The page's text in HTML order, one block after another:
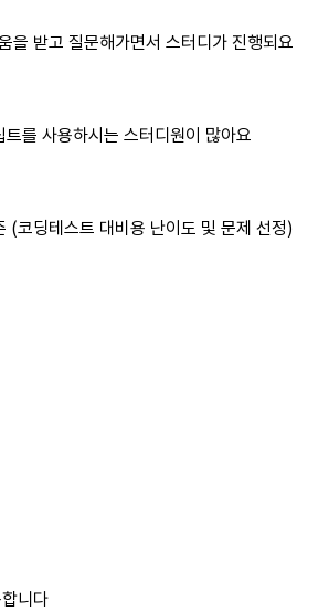
을 받고 질문해가면서 스터디가 진행되요
를 사용하시는 스터디원이 많아요
(코딩테스트 대비용 난이도 및 문제 선정)
니다